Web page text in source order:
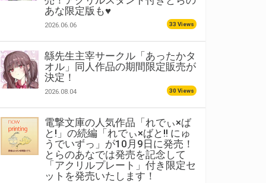
あな限定版も♥
2026.06.06 33 Views
緜先生主宰サークル「あったかタ
オル」同人作品の期間限定販売が
決定！
2026.08.04 30 Views
電撃文庫の人気作品「れでぃ×ば
と!」の続編「れでぃ×ばと!! にゅ
うでいずっ」が10月9日に発売！
とらのあなでは発売を記念して
「アクリルプレート」付き限定セ
ットを発売いたします！